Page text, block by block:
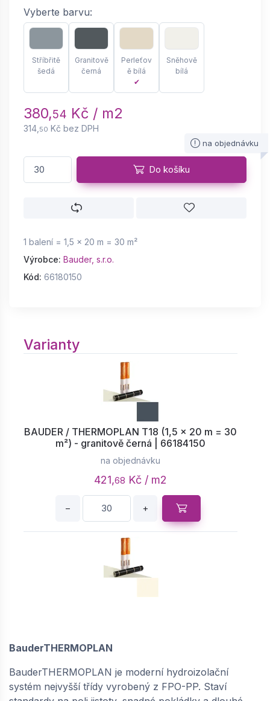
Vyberte barvu:
Stříbřitě
šedá
Granitově
černá
Perleťov
ě bílá
✔
Sněhově
bílá
380,54 Kč / m2
314, 50 Kč bez DPH
na objednávku
Do košíku
1 balení = 1,5 × 20 m = 30 m²
Výrobce: Bauder, s.r.o.
Kód: 66180150
Varianty
BAUDER / THERMOPLAN T18 (1,5 × 20 m = 30
m²) - granitově černá | 66184150
na objednávku
421,68 Kč / m2
− +
380,
− +
BauderTHERMOPLAN
BauderTHERMOPLAN je moderní hydroizolační
systém nejvyšší třídy vyrobený z FPO-PP. Staví